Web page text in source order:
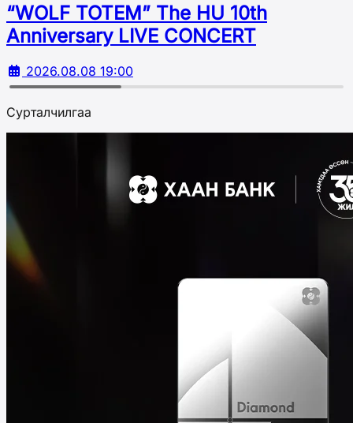
“WOLF TOTEM” The HU 10th
Аnniversary LIVE CONCERT
2026.08.08 19:00
Сурталчилгаа